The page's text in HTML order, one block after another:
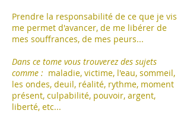
Prendre la responsabilité de ce que je vis
me permet d'avancer, de me libérer de
mes souffrances, de mes peurs...
Dans ce tome vous trouverez des sujets
comme : maladie, victime, l'eau, sommeil,
les ondes, deuil, réalité, rythme, moment
présent, culpabilité, pouvoir, argent,
liberté, etc...